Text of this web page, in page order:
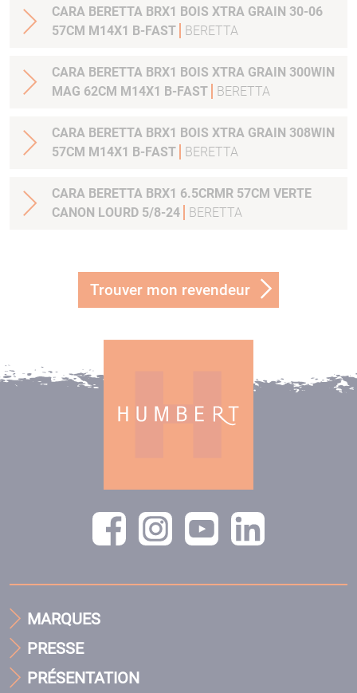
CARA BERETTA BRX1 BOIS XTRA GRAIN 30-06
57CM M14X1 B-FAST
BERETTA
CARA BERETTA BRX1 BOIS XTRA GRAIN 300WIN
MAG 62CM M14X1 B-FAST
BERETTA
CARA BERETTA BRX1 BOIS XTRA GRAIN 308WIN
57CM M14X1 B-FAST
BERETTA
CARA BERETTA BRX1 6.5CRMR 57CM VERTE
CANON LOURD 5/8-24
BERETTA
Trouver mon revendeur
MARQUES
PRESSE
PRÉSENTATION